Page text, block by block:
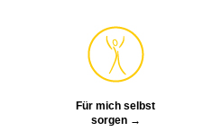
Für mich selbst
sorgen →